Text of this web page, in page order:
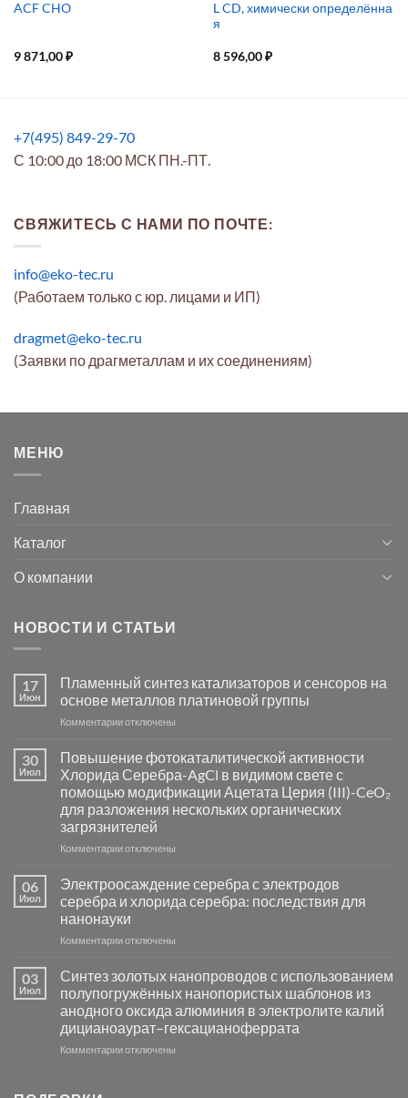
ACF CHO
9 871,00₽
L CD, химически определённа
я
8 596,00₽
+7(495) 849-29-70
С 10:00 до 18:00 МСК ПН.-ПТ.
СВЯЖИТЕСЬ С НАМИ ПО ПОЧТЕ:
info@eko-tec.ru
(Работаем только с юр. лицами и ИП)
dragmet@eko-tec.ru
(Заявки по драгметаллам и их соединениям)
МЕНЮ
Главная
Каталог
О компании
НОВОСТИ И СТАТЬИ
17
Июн
Пламенный синтез катализаторов и сенсоров на
основе металлов платиновой группы
Комментариик
Пламенный
синтез
катализаторов
и
сенсоров
на
основе
группы
отключены
30
Июл
Повышение фотокаталитической активности
Хлорида Серебра-AgCl в видимом свете с
помощью модификации Ацетата Церия (III)-CeO₂
для разложения нескольких органических
загрязнителей
Комментариик
фотокаталитической
активности
Хлорида
Серебра-
в
видимом
свете
с
помощью
модификации
отключены
06
Июл
Электроосаждение серебра с электродов
серебра и хлорида серебра: последствия для
нанонауки
Комментариик
серебра
с
электродов
серебра
и
отключены
03
Июл
Синтез золотых нанопроводов с использованием
полупогружённых нанопористых шаблонов из
анодного оксида алюминия в электролите калий
дицианоаурат–гексацианоферрата
Комментариикотключены